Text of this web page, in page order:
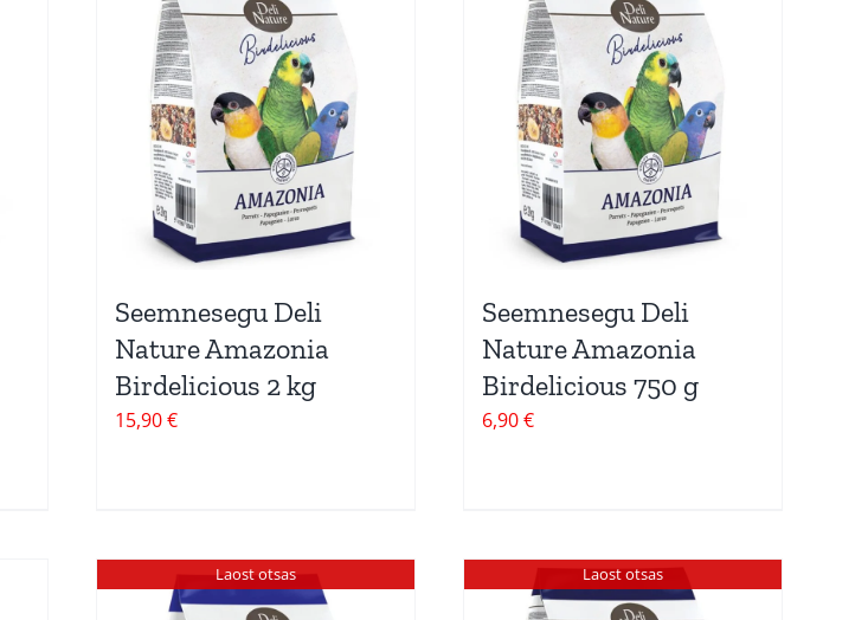
Seemnesegu Deli
Nature Amazonia
Birdelicious 2 kg
15,90€
Seemnesegu Deli
Nature Amazonia
Birdelicious 750 g
6,90€
Laost otsas Laost otsas